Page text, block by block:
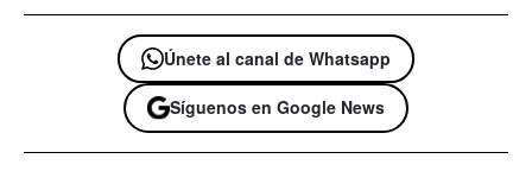
Únete al canal de Whatsapp
Síguenos en Google News